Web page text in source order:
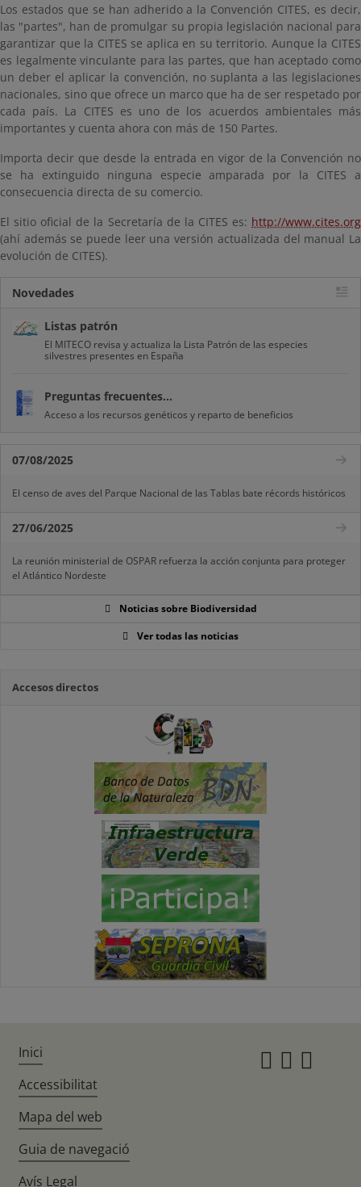
Los estados que se han adherido a la Convención CITES, es decir,
las "partes", han de promulgar su propia legislación nacional para
garantizar que la CITES se aplica en su territorio. Aunque la CITES
es legalmente vinculante para las partes, que han aceptado como
un deber el aplicar la convención, no suplanta a las legislaciones
nacionales, sino que ofrece un marco que ha de ser respetado por
cada país. La CITES es uno de los acuerdos ambientales más
importantes y cuenta ahora con más de 150 Partes.
Importa decir que desde la entrada en vigor de la Convención no
se ha extinguido ninguna especie amparada por la CITES a
consecuencia directa de su comercio.
El sitio oficial de la Secretaría de la CITES es: http://www.cites.org
(ahí además se puede leer una versión actualizada del manual La
evolución de CITES).
Novedades
Listas patrón
El MITECO revisa y actualiza la Lista Patrón de las especies
silvestres presentes en España
Preguntas frecuentes...
Acceso a los recursos genéticos y reparto de beneficios
07/08/2025
El censo de aves del Parque Nacional de las Tablas bate récords históricos
27/06/2025
La reunión ministerial de OSPAR refuerza la acción conjunta para proteger
el Atlántico Nordeste
Noticias sobre Biodiversidad
Ver todas las noticias
Accesos directos
Inici
Accessibilitat
Mapa del web
Guia de navegació
Avís Legal